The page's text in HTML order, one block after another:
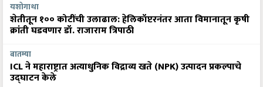
यशोगाथा
शेतीतून १०० कोटींची उलाढाल: हेलिकॉप्टरनंतर आता विमानातून कृषी
क्रांती घडवणार डॉ. राजाराम त्रिपाठी
बातम्या
ICL ने महाराष्ट्रात अत्याधुनिक विद्राव्य खते (NPK) उत्पादन प्रकल्पाचे
उद्घाटन केले